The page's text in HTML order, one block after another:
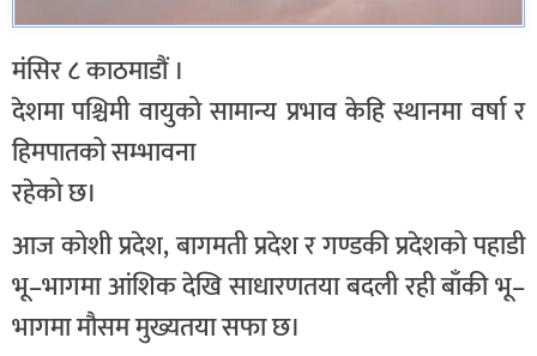
मंसिर ८ काठमाडौं ।
देशमा पश्चिमी वायुको सामान्य प्रभाव केहि स्थानमा वर्षा र
हिमपातको सम्भावना
रहेको छ।
आज कोशी प्रदेश, बागमती प्रदेश र गण्डकी प्रदेशको पहाडी
भू–भागमा आंशिक देखि साधारणतया बदली रही बाँकी भू–
भागमा मौसम मुख्यतया सफा छ।